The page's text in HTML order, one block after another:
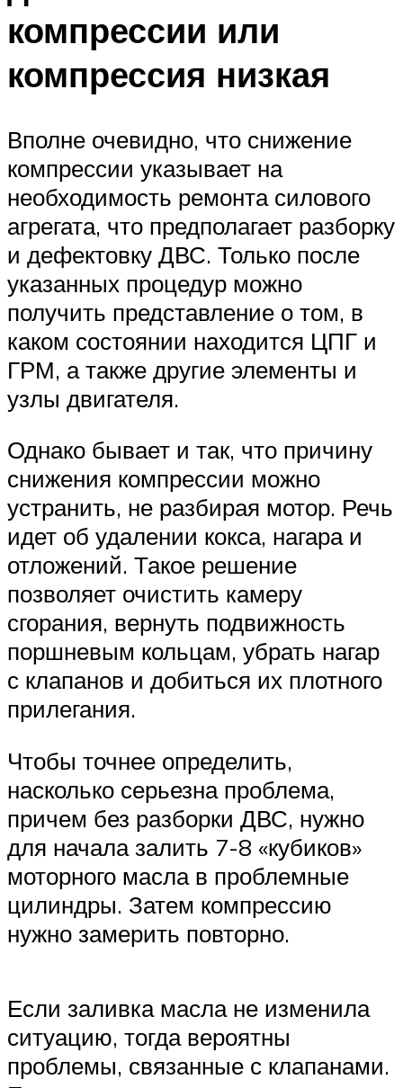
компрессии или
компрессия низкая
Вполне очевидно, что снижение
компрессии указывает на
необходимость ремонта силового
агрегата, что предполагает разборку
и дефектовку ДВС. Только после
указанных процедур можно
получить представление о том, в
каком состоянии находится ЦПГ и
ГРМ, а также другие элементы и
узлы двигателя.
Однако бывает и так, что причину
снижения компрессии можно
устранить, не разбирая мотор. Речь
идет об удалении кокса, нагара и
отложений. Такое решение
позволяет очистить камеру
сгорания, вернуть подвижность
поршневым кольцам, убрать нагар
с клапанов и добиться их плотного
прилегания.
Чтобы точнее определить,
насколько серьезна проблема,
причем без разборки ДВС, нужно
для начала залить 7-8 «кубиков»
моторного масла в проблемные
цилиндры. Затем компрессию
нужно замерить повторно.
Если заливка масла не изменила
ситуацию, тогда вероятны
проблемы, связанные с клапанами.